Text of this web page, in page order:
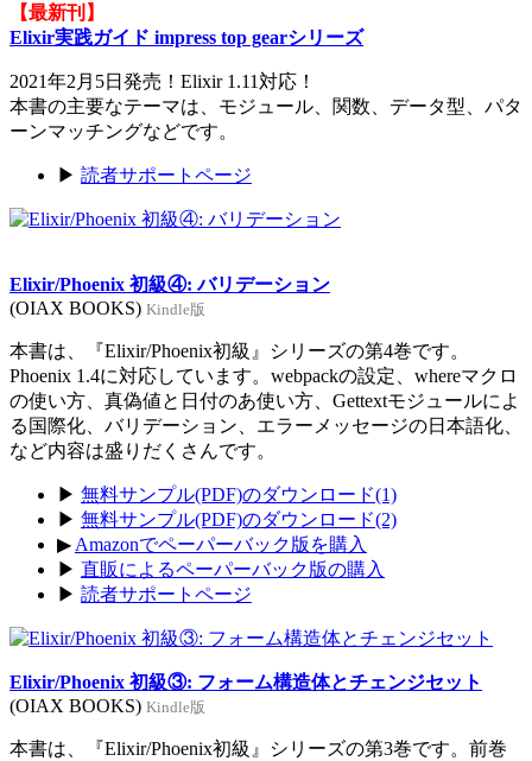
【最新刊】
Elixir実践ガイド impress top gearシリーズ
2021年2月5日発売！Elixir 1.11対応！
本書の主要なテーマは、モジュール、関数、データ型、パタ
ーンマッチングなどです。
▶ 読者サポートページ
Elixir/Phoenix 初級④: バリデーション
(OIAX BOOKS) Kindle版
本書は、『Elixir/Phoenix初級』シリーズの第4巻です。
Phoenix 1.4に対応しています。webpackの設定、whereマクロ
の使い方、真偽値と日付のあ使い方、Gettextモジュールによ
る国際化、バリデーション、エラーメッセージの日本語化、
など内容は盛りだくさんです。
▶ 無料サンプル(PDF)のダウンロード(1)
▶ 無料サンプル(PDF)のダウンロード(2)
▶ Amazonでペーパーバック版を購入
▶ 直販によるペーパーバック版の購入
▶ 読者サポートページ
Elixir/Phoenix 初級③: フォーム構造体とチェンジセット
(OIAX BOOKS) Kindle版
本書は、『Elixir/Phoenix初級』シリーズの第3巻です。前巻